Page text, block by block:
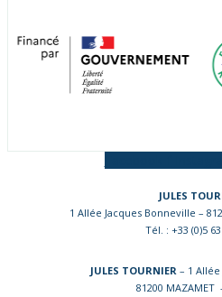
JULES
1 Allée Jacques Bonneville –
Tél. : +33 (0)5
JULES TOURNIER – 1
81200 MAZAMET